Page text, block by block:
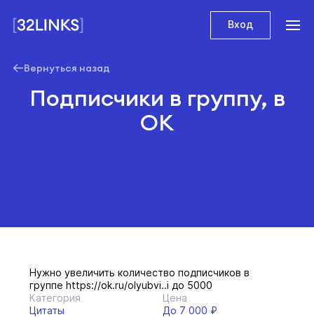
Вход
Вернуться назад
Подписчики в группу, в
ОК
Нужно увеличить количество подписчиков в
группе https://ok.ru/olyubvi..i до 5000
Категория
Цитаты
Цена
До 7 000 ₽